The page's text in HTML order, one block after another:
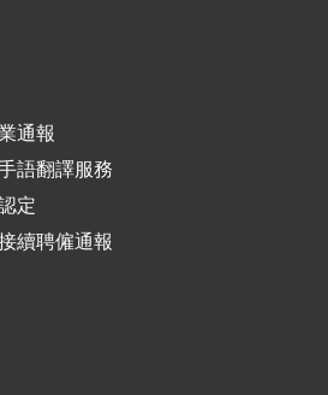
通報
語翻譯服務
定
續聘僱通報